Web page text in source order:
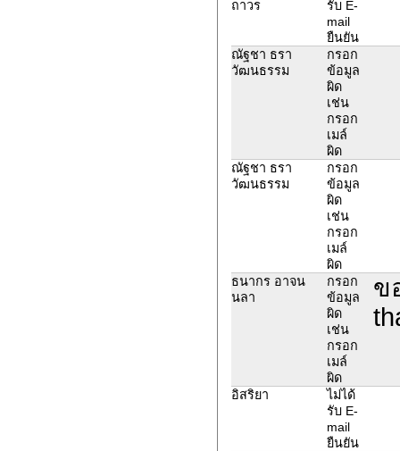
ถาวร
รับ E-
mail
ยืนยัน
ณัฐชา ธรา
วัฒนธรรม
กรอก
ข้อมูล
ผิด
เช่น
กรอก
เมล์
ผิด
ณัฐชา ธรา
วัฒนธรรม
กรอก
ข้อมูล
ผิด
เช่น
กรอก
เมล์
ผิด
ธนากร อาจน
นลา
กรอก
ข้อมูล
ผิด
เช่น
กรอก
เมล์
ผิด
ข
อิสริยา
ไม่ได้
รับ E-
mail
ยืนยัน